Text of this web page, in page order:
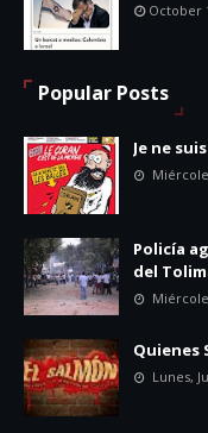
October
Popular Posts
Je ne
Policía
del
Quienes
Lunes,